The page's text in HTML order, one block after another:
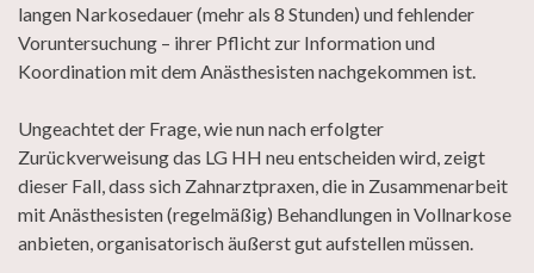
langen Narkosedauer (mehr als 8 Stunden) und fehlender
Voruntersuchung – ihrer Pflicht zur Information und
Koordination mit dem Anästhesisten nachgekommen ist.
Ungeachtet der Frage, wie nun nach erfolgter
Zurückverweisung das LG HH neu entscheiden wird, zeigt
dieser Fall, dass sich Zahnarztpraxen, die in Zusammenarbeit
mit Anästhesisten (regelmäßig) Behandlungen in Vollnarkose
anbieten, organisatorisch äußerst gut aufstellen müssen.